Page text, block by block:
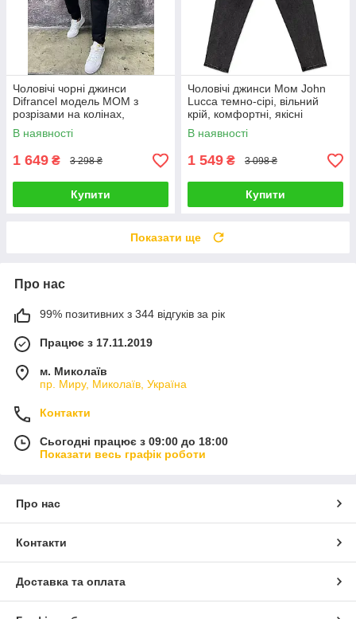
Чоловічі чорні джинси
Difrancel модель МОМ з
розрізами на колінах,
турецька преміальна якість
В наявності
1 649 ₴ 3 298 ₴
Купити
Чоловічі джинси Мом John
Lucca темно-сірі, вільний
крій, комфортні, якісні
В наявності
1 549 ₴ 3 098 ₴
Купити
Показати ще
Про нас
99% позитивних з 344 відгуків за рік
Працює з 17.11.2019
м. Миколаїв
пр. Миру, Миколаїв, Україна
Контакти
Сьогодні працює з 09:00 до 18:00
Показати весь графік роботи
Про нас
Контакти
Доставка та оплата